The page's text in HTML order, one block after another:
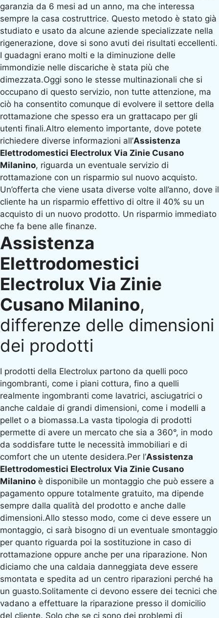
garanzia da 6 mesi ad un anno, ma che interessa
sempre la casa costruttrice. Questo metodo è stato già
studiato e usato da alcune aziende specializzate nella
rigenerazione, dove si sono avuti dei risultati eccellenti.
I guadagni erano molti e la diminuzione delle
immondizie nelle discariche è stata più che
dimezzata.Oggi sono le stesse multinazionali che si
occupano di questo servizio, non tutte attenzione, ma
ciò ha consentito comunque di evolvere il settore della
rottamazione che spesso era un grattacapo per gli
utenti finali.Altro elemento importante, dove potete
richiedere diverse informazioni all’Assistenza
Elettrodomestici Electrolux Via Zinie Cusano
Milanino, riguarda un eventuale servizio di
rottamazione con un risparmio sul nuovo acquisto.
Un’offerta che viene usata diverse volte all’anno, dove il
cliente ha un risparmio effettivo di oltre il 40% su un
acquisto di un nuovo prodotto. Un risparmio immediato
che fa bene alle finanze.
Assistenza
Elettrodomestici
Electrolux Via Zinie
Cusano Milanino,
differenze delle dimensioni
dei prodotti
I prodotti della Electrolux partono da quelli poco
ingombranti, come i piani cottura, fino a quelli
realmente ingombranti come lavatrici, asciugatrici o
anche caldaie di grandi dimensioni, come i modelli a
pellet o a biomassa.La vasta tipologia di prodotti
permette di avere un mercato che sia a 360°, in modo
da soddisfare tutte le necessità immobiliari e di
comfort che un utente desidera.Per l’Assistenza
Elettrodomestici Electrolux Via Zinie Cusano
Milanino è disponibile un montaggio che può essere a
pagamento oppure totalmente gratuito, ma dipende
sempre dalla qualità del prodotto e anche dalle
dimensioni.Allo stesso modo, come ci deve essere un
montaggio, ci sarà bisogno di un eventuale smontaggio
per quanto riguarda poi la sostituzione in caso di
rottamazione oppure anche per una riparazione. Non
diciamo che una caldaia danneggiata deve essere
smontata e spedita ad un centro riparazioni perché ha
un guasto.Solitamente ci devono essere dei tecnici che
vadano a effettuare la riparazione presso il domicilio
del cliente. Solo che se ci sono dei problemi di